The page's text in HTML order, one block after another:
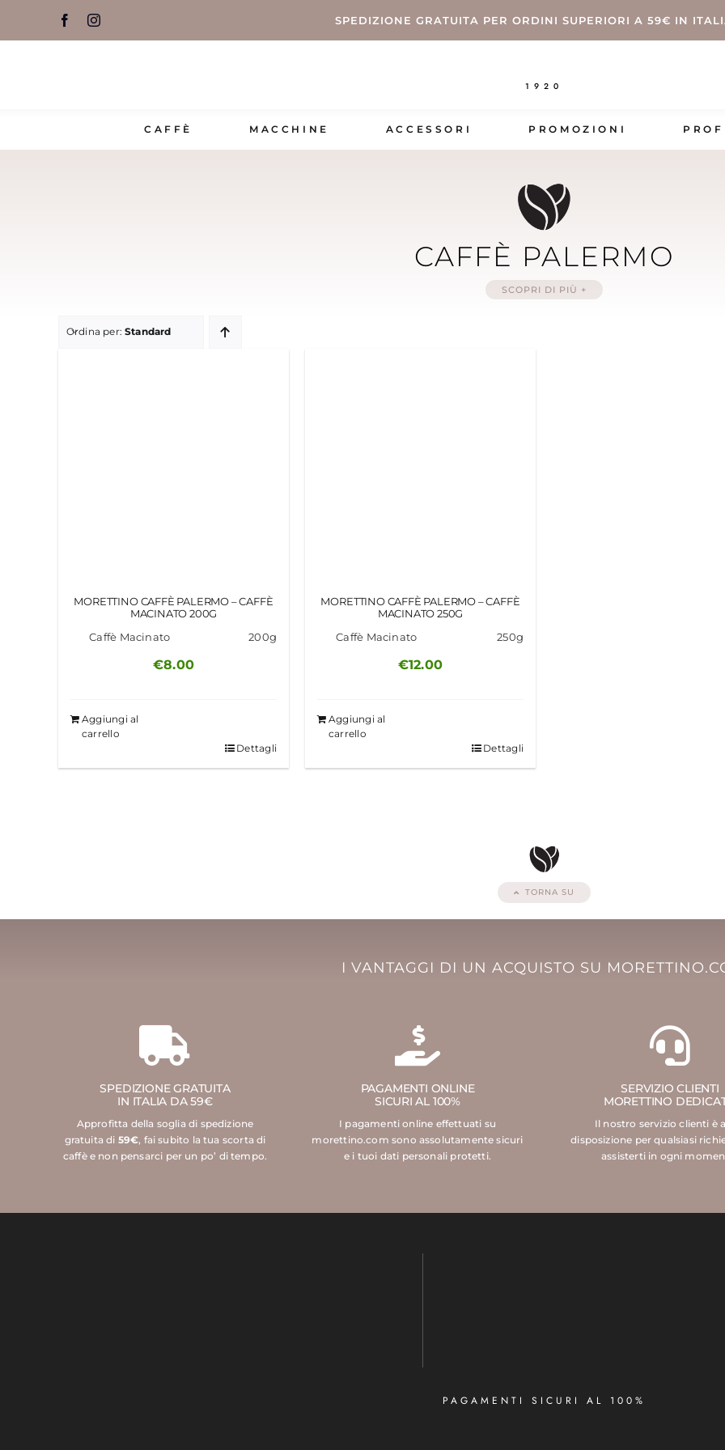
SPEDIZIONE GRATUITA PER ORDINI SUPERIORI A 59€ IN
1920
CAFFÈ MACCHINE ACCESSORI PROMOZIONI
CAFFÈ PALERMO
SCOPRI DI PIÙ +
Ordina per:Standard
MORETTINO CAFFÈ PALERMO – CAFFÈ
MACINATO 200G
Caffè Macinato
200g
€8.00
Aggiungi al
carrello
Dettagli
MORETTINO CAFFÈ PALERMO – CAFFÈ
MACINATO 250G
Caffè Macinato
250g
€12.00
Aggiungi al
carrello
Dettagli
TORNA SU
I VANTAGGI DI UN ACQUISTO SU
SPEDIZIONE GRATUITA
IN ITALIA DA 59€
Approfitta della soglia di spedizione
gratuita di 59€, fai subito la tua scorta di
caffè e non pensarci per un po’ di tempo.
PAGAMENTI ONLINE
SICURI AL 100%
I pagamenti online effettuati su
morettino.com sono assolutamente sicuri
e i tuoi dati personali protetti.
SERVIZIO CLIENTI
MORETTINO
Il nostro servizio clienti è
disposizione per qualsiasi
assisterti in ogni
PAGAMENTI SICURI AL 100%